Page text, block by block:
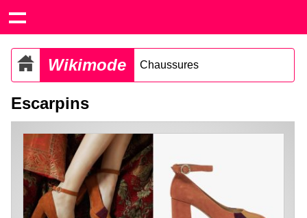
Wikimode Chaussures
Escarpins